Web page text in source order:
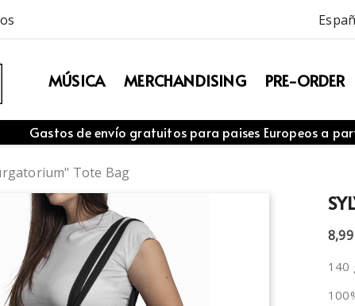
MÚSICA MERCHANDISING PRE-ORDER
Gastos de envío gratuitos para paises Europeos a
Tote Bag
140